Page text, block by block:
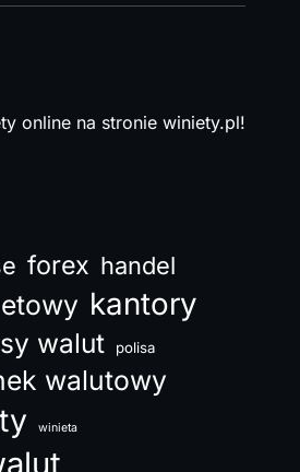
online na stronie winiety.pl!
forex handel
kantory
walut polisa
walutowy
winieta